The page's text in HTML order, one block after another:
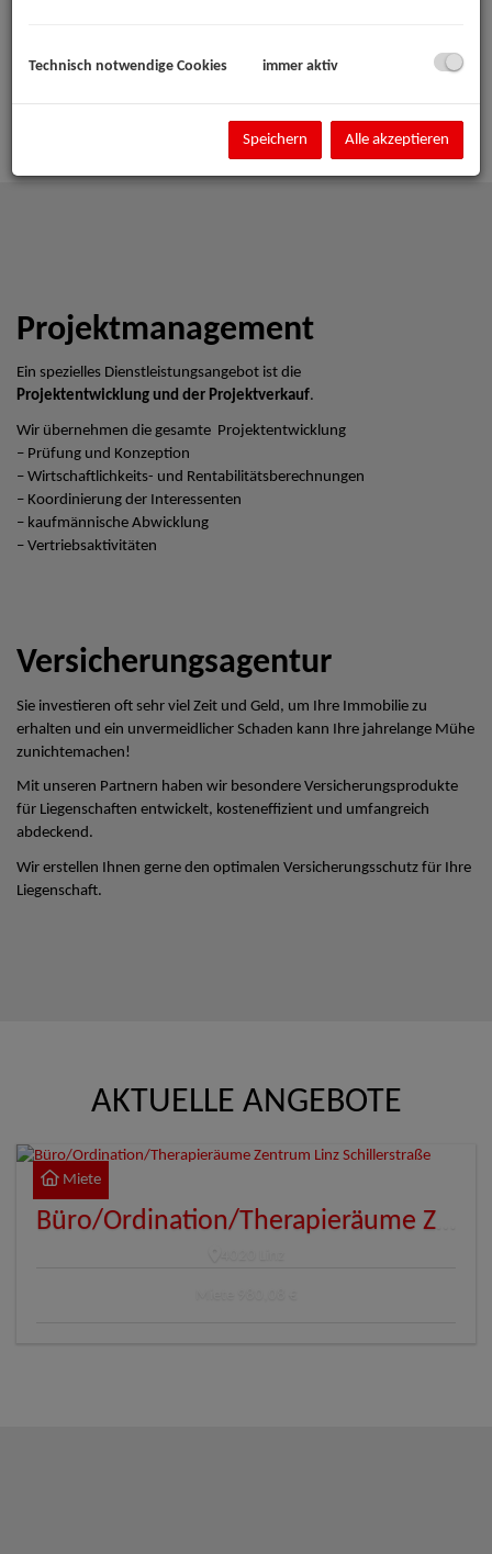
Projektmanagement
Ein spezielles Dienstleistungsangebot ist die
Projektentwicklung und der Projektverkauf.
Wir übernehmen die gesamte Projektentwicklung
– Prüfung und Konzeption
– Wirtschaftlichkeits- und Rentabilitätsberechnungen
– Koordinierung der Interessenten
– kaufmännische Abwicklung
– Vertriebsaktivitäten
Versicherungsagentur
Sie investieren oft sehr viel Zeit und Geld, um Ihre Immobilie zu
erhalten und ein unvermeidlicher Schaden kann Ihre jahrelange Mühe
zunichtemachen!
Mit unseren Partnern haben wir besondere Versicherungsprodukte
für Liegenschaften entwickelt, kosteneffizient und umfangreich
abdeckend.
Wir erstellen Ihnen gerne den optimalen Versicherungsschutz für Ihre
Liegenschaft.
AKTUELLE ANGEBOTE
Miete
Technisch notwendige Cookies immer aktiv
Speichern Alle akzeptieren